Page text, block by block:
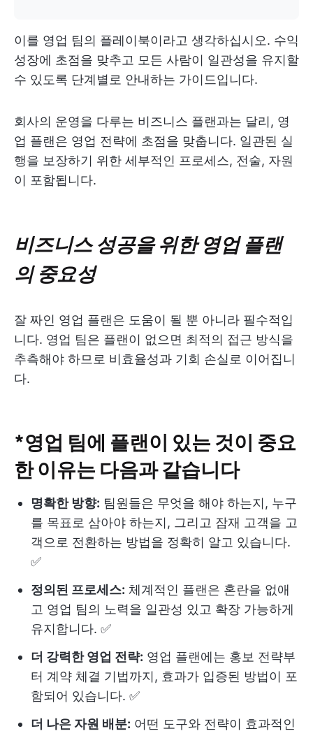
이를 영업 팀의 플레이북이라고 생각하십시오. 수익
성장에 초점을 맞추고 모든 사람이 일관성을 유지할
수 있도록 단계별로 안내하는 가이드입니다.
회사의 운영을 다루는 비즈니스 플랜과는 달리, 영
업 플랜은 영업 전략에 초점을 맞춥니다. 일관된 실
행을 보장하기 위한 세부적인 프로세스, 전술, 자원
이 포함됩니다.
비즈니스 성공을 위한 영업 플랜
의 중요성
잘 짜인 영업 플랜은 도움이 될 뿐 아니라 필수적입
니다. 영업 팀은 플랜이 없으면 최적의 접근 방식을
추측해야 하므로 비효율성과 기회 손실로 이어집니
다.
*영업 팀에 플랜이 있는 것이 중요
한 이유는 다음과 같습니다
명확한 방향: 팀원들은 무엇을 해야 하는지, 누구
를 목표로 삼아야 하는지, 그리고 잠재 고객을 고
객으로 전환하는 방법을 정확히 알고 있습니다.
✅
정의된 프로세스: 체계적인 플랜은 혼란을 없애
고 영업 팀의 노력을 일관성 있고 확장 가능하게
유지합니다. ✅
더 강력한 영업 전략: 영업 플랜에는 홍보 전략부
터 계약 체결 기법까지, 효과가 입증된 방법이 포
함되어 있습니다. ✅
더 나은 자원 배분: 어떤 도구와 전략이 효과적인